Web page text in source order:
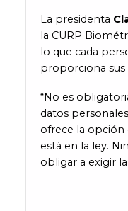
La presidenta
la CURP
lo que cada
proporciona sus
“No es
datos
ofrece la opción
está en la ley.
obligar a exigir